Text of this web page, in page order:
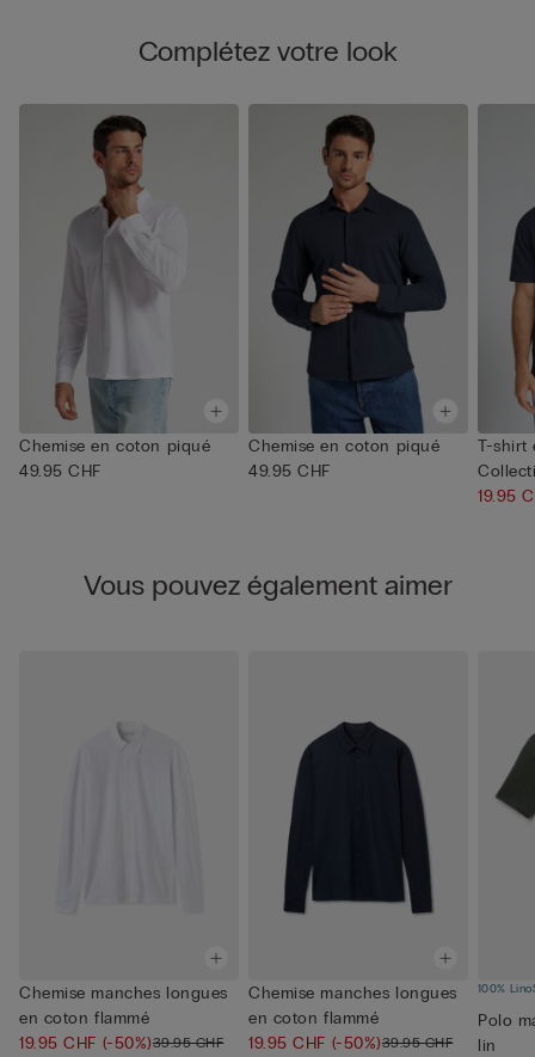
Complétez votre look
Chemise en coton piqué
49.95 CHF
Chemise en coton piqué
49.95 CHF
T-shirt
19.95
Vous pouvez également aimer
Chemise manches longues
en coton flammé
19.95 CHF (-50%)39.95 CHF
Chemise manches longues
en coton flammé
19.95 CHF (-50%)39.95 CHF
100% Lino
Polo
lin